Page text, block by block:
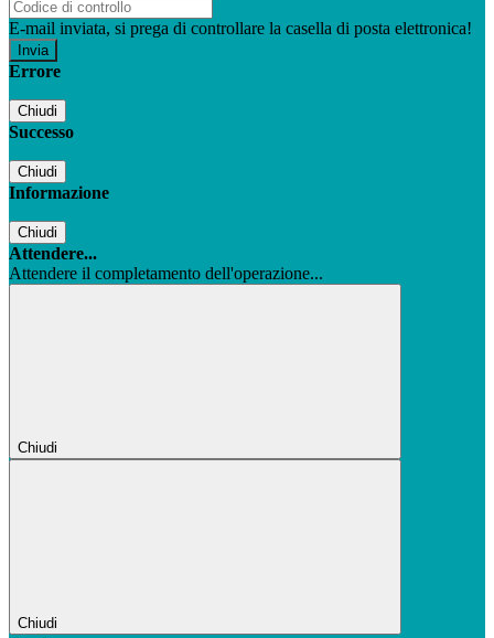
E-mail inviata, si prega di controllare la casella di posta elettronica!
Errore
Chiudi
Successo
Chiudi
Informazione
Chiudi
Attendere...
Attendere il completamento dell'operazione...
Chiudi
Chiudi